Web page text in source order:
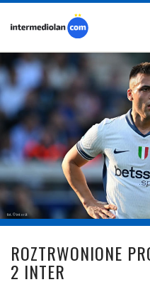
fot. © inter.it
ROZTRWONIONE
2 INTER